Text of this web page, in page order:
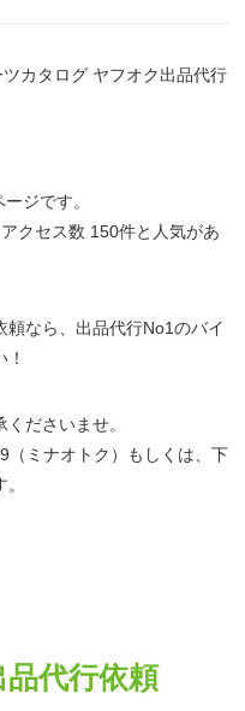
カタログ ヤフオク出品代行
ジです。
クセス数 150件と人気があ
頼なら、出品代行No1のバイ
ださいませ。
（ミナオトク）もしくは、下
品代行依頼